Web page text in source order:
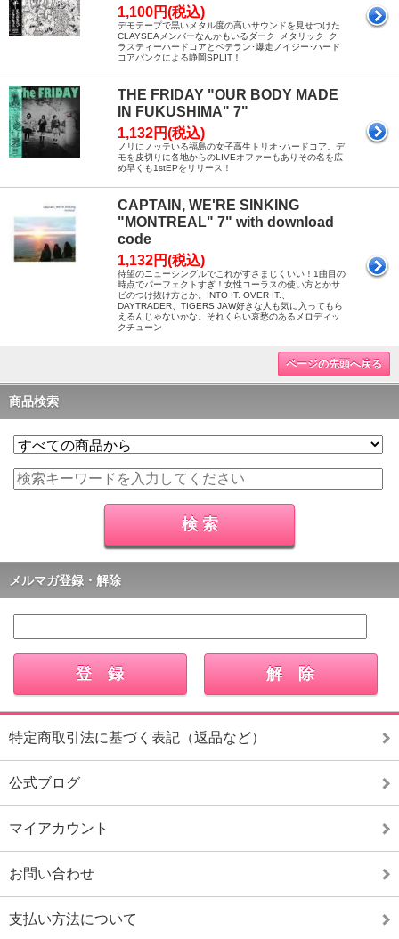
1,100円(税込)
デモテープで黒いメタル度の高いサウンドを見せつけた
CLAYSEAメンバーなんかもいるダーク･メタリック･ク
ラスティーハードコアとベテラン･爆走ノイジー･ハード
コアパンクによる静岡SPLIT！
THE FRIDAY "OUR BODY MADE
IN FUKUSHIMA" 7"
1,132円(税込)
ノリにノッテいる福島の女子高生トリオ･ハードコア。デ
モを皮切りに各地からのLIVEオファーもありその名を広
め早くも1stEPをリリース！
CAPTAIN, WE'RE SINKING
"MONTREAL" 7" with download
code
1,132円(税込)
待望のニューシングルでこれがすさまじくいい！1曲目の
時点でパーフェクトすぎ！女性コーラスの使い方とかサ
ビのつけ抜け方とか。INTO IT. OVER IT.、
DAYTRADER、TIGERS JAW好きな人も気に入ってもら
えるんじゃないかな。それくらい哀愁のあるメロディッ
クチューン
ページの先頭へ戻る
商品検索
メルマガ登録・解除
特定商取引法に基づく表記（返品など）
公式ブログ
マイアカウント
お問い合わせ
支払い方法について